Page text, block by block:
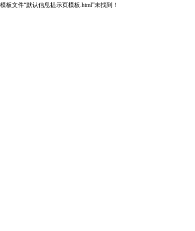
模板文件“默认信息提示页模板.html”未找到！